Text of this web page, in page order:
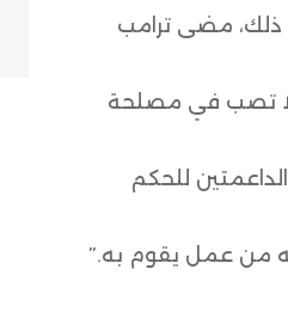
ذلك، مضى ترامب
لا تصب في مصلحة
للحكم
له من عمل يقوم به.”